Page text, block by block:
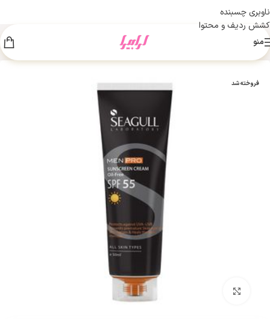
ناوبری چسبنده
کشش ردیف و محتوا
منو
فروخته شد
برای بزرگنمایی کلیک کنید